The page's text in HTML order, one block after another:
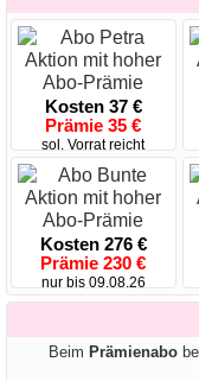
Kosten 37 €
Prämie 35 €
sol. Vorrat reicht
Kosten 276 €
Prämie 230 €
nur bis 09.08.26
Beim Prämienabo